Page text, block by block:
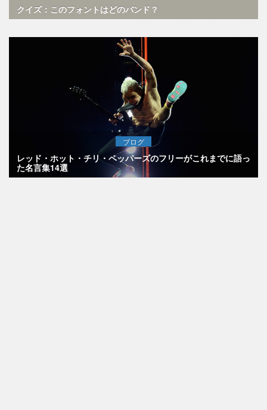
クイズ：このフォントはどのバンド？
ブログ
レッド・ホット・チリ・ペッパーズのフリーがこれまでに語っ
た名言集14選